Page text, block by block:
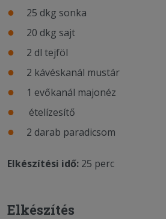
25 dkg sonka
20 dkg sajt
2 dl tejföl
2 kávéskanál mustár
1 evőkanál majonéz
ételízesítő
2 darab paradicsom
Elkészítési idő: 25 perc
Elkészítés